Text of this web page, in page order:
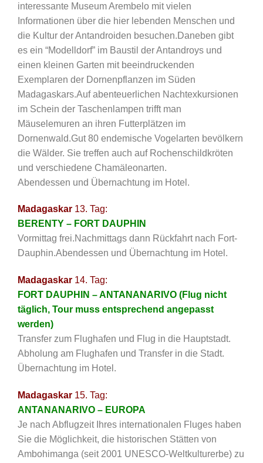
interessante Museum Arembelo mit vielen
Informationen über die hier lebenden Menschen und
die Kultur der Antandroiden besuchen.Daneben gibt
es ein “Modelldorf” im Baustil der Antandroys und
einen kleinen Garten mit beeindruckenden
Exemplaren der Dornenpflanzen im Süden
Madagaskars.Auf abenteuerlichen Nachtexkursionen
im Schein der Taschenlampen trifft man
Mäuselemuren an ihren Futterplätzen im
Dornenwald.Gut 80 endemische Vogelarten bevölkern
die Wälder. Sie treffen auch auf Rochenschildkröten
und verschiedene Chamäleonarten.
Abendessen und Übernachtung im Hotel.
Madagaskar 13. Tag:
BERENTY – FORT DAUPHIN
Vormittag frei.Nachmittags dann Rückfahrt nach Fort-
Dauphin.Abendessen und Übernachtung im Hotel.
Madagaskar 14. Tag:
FORT DAUPHIN – ANTANANARIVO (Flug nicht
täglich, Tour muss entsprechend angepasst
werden)
Transfer zum Flughafen und Flug in die Hauptstadt.
Abholung am Flughafen und Transfer in die Stadt.
Übernachtung im Hotel.
Madagaskar 15. Tag:
ANTANANARIVO – EUROPA
Je nach Abflugzeit Ihres internationalen Fluges haben
Sie die Möglichkeit, die historischen Stätten von
Ambohimanga (seit 2001 UNESCO-Weltkulturerbe) zu